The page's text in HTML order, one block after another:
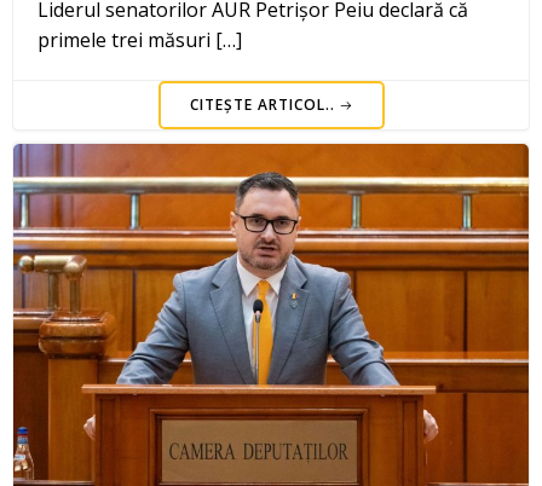
Liderul senatorilor AUR Petrișor Peiu declară că
primele trei măsuri […]
CITEȘTE ARTICOL..